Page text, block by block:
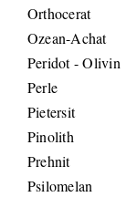
Orthocerat
Ozean-Achat
Peridot - Olivin
Perle
Pietersit
Pinolith
Prehnit
Psilomelan